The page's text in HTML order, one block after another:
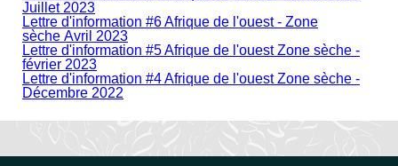
Juillet 2023
Lettre d'information #6 Afrique de l'ouest - Zone
sèche Avril 2023
Lettre d'information #5 Afrique de l'ouest Zone sèche -
février 2023
Lettre d'information #4 Afrique de l'ouest Zone sèche -
Décembre 2022